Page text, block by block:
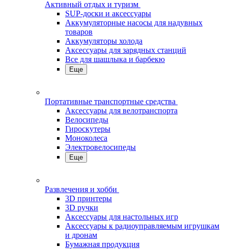
Активный отдых и туризм
SUP-доски и аксессуары
Аккумуляторные насосы для надувных
товаров
Аккумуляторы холода
Аксессуары для зарядных станций
Все для шашлыка и барбекю
Еще
Портативные транспортные средства
Аксессуары для велотранспорта
Велосипеды
Гироскутеры
Моноколеса
Электровелосипеды
Еще
Развлечения и хобби
3D принтеры
3D ручки
Аксессуары для настольных игр
Аксессуары к радиоуправляемым игрушкам
и дронам
Бумажная продукция